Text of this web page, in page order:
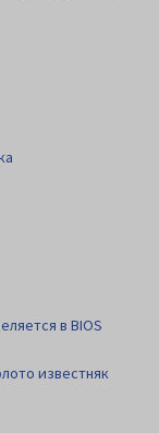
в BIOS
известняк